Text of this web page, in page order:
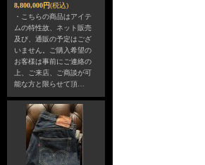
8,800,000円(税込)
・こちらの商品はアイテ
ムの特性故、ネット販売
及び、通販の予定はござ
いません。ご購入希望の
お客様は事前にご連絡の
上、ご来店、ご商談が可
能な方と限らせて頂…